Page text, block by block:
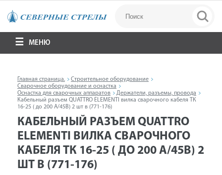
МЕНЮ
Главная страница.
Строительное оборудование
Сварочное оборудование и оснастка
Оснастка для сварочных аппаратов
Держатели, разъемы, провода
Кабельный разъем QUATTRO ELEMENTI вилка сварочного кабеля ТК
16-25 ( до 200 А/45В) 2 шт в (771-176)
КАБЕЛЬНЫЙ РАЗЪЕМ QUATTRO
ELEMENTI ВИЛКА СВАРОЧНОГО
КАБЕЛЯ ТК 16-25 ( ДО 200 А/45В) 2
ШТ В (771-176)